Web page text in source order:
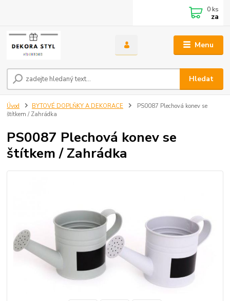
Menu
Hledat
0 ks
za
Úvod BYTOVÉ DOPLŇKY A DEKORACE
PS0087 Plechová konev se
štítkem / Zahrádka
PS0087 Plechová konev se
štítkem / Zahrádka